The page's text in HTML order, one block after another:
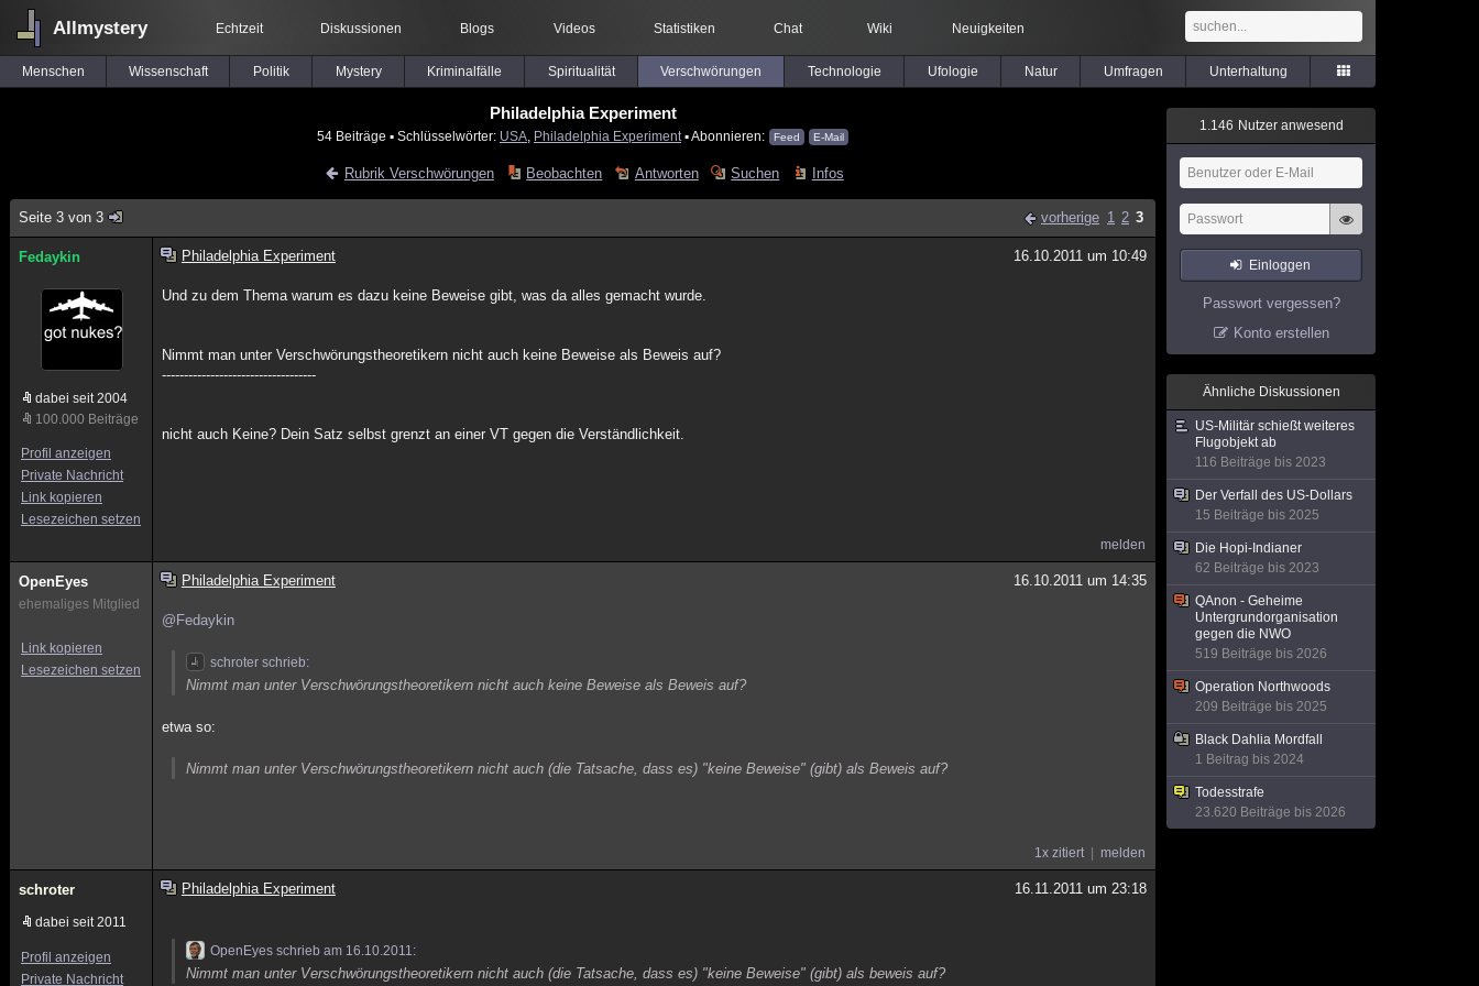
Allmystery Echtzeit Diskussionen Blogs Videos Statistiken Chat Wiki Neuigkeiten
Menschen Wissenschaft Politik Mystery Kriminalfälle Spiritualität Verschwörungen Technologie Ufologie Natur Umfragen Unterhaltung
Philadelphia Experiment
54 Beiträge ▪ Schlüsselwörter: USA Philadelphia Experiment ▪ Abonnieren: Feed E-Mail
Rubrik Verschwörungen Beobachten Antworten Suchen Infos
Seite 3 von 3 vorherige 1 2 3
Fedaykin
dabei seit 2004
100.000 Beiträge
Profil anzeigen
Private Nachricht
Link kopieren
Lesezeichen setzen
Philadelphia Experiment 16.10.2011 um 10:49
Und zu dem Thema warum es dazu keine Beweise gibt, was da alles gemacht wurde.
Nimmt man unter Verschwörungstheoretikern nicht auch keine Beweise als Beweis auf?
-----------------------------------
nicht auch Keine? Dein Satz selbst grenzt an einer VT gegen die Verständlichkeit.
melden
OpenEyes
ehemaliges Mitglied
Link kopieren
Lesezeichen setzen
Philadelphia Experiment 16.10.2011 um 14:35
@Fedaykin
schroter schrieb:
Nimmt man unter Verschwörungstheoretikern nicht auch keine Beweise als Beweis auf?
etwa so:
Nimmt man unter Verschwörungstheoretikern nicht auch (die Tatsache, dass es) "keine Beweise" (gibt) als Beweis auf?
1x zitiert melden
schroter
dabei seit 2011
Profil anzeigen
Private Nachricht
Philadelphia Experiment 16.11.2011 um 23:18
OpenEyes schrieb am 16.10.2011:
Nimmt man unter Verschwörungstheoretikern nicht auch (die Tatsache, dass es) "keine Beweise" (gibt) als beweis auf?
1.146 Nutzer anwesend
Einloggen
Passwort vergessen?
Konto erstellen
Ähnliche Diskussionen
US-Militär schießt weiteres
Flugobjekt ab
116 Beiträge bis 2023
Der Verfall des US-Dollars
15 Beiträge bis 2025
Die Hopi-Indianer
62 Beiträge bis 2023
QAnon - Geheime
Untergrundorganisation
gegen die NWO
519 Beiträge bis 2026
Operation Northwoods
209 Beiträge bis 2025
Black Dahlia Mordfall
1 Beitrag bis 2024
Todesstrafe
23.620 Beiträge bis 2026